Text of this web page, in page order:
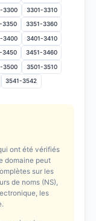
3300 3301-3310
3350 3351-3360
3400 3401-3410
3450 3451-3460
3500 3501-3510
3541-3542
ont été vérifiés
domaine peut
sur les
de noms (NS),
les